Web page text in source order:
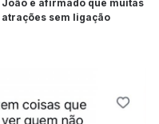
e afirmado que muitas
sem ligação